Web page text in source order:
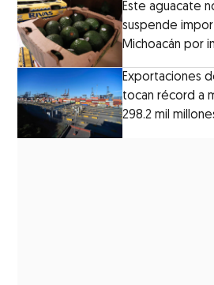
Este aguacate
suspende
Michoacán por
Exportaciones
tocan récord a
298.2 mil